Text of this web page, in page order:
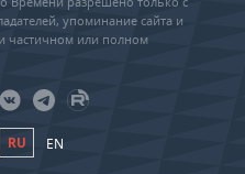
упоминание сайта и
частичном или полном
RU EN